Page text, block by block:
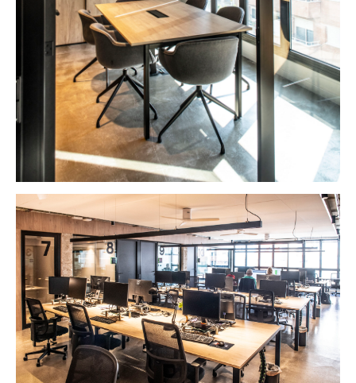
PROYECTOS